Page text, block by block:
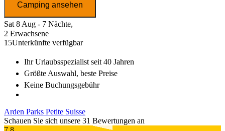
Camping ansehen
Sat 8 Aug - 7 Nächte,
2 Erwachsene
15Unterkünfte verfügbar
Ihr Urlaubsspezialistseit 40 Jahren
Größte Auswahl, beste Preise
Keine Buchungsgebühr
Arden Parks Petite Suisse
Schauen Sie sich unsere 31 Bewertungen an